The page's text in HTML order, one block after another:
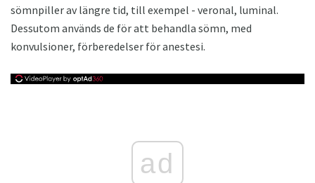
sömnpiller av längre tid, till exempel - veronal, luminal.
Dessutom används de för att behandla sömn, med
konvulsioner, förberedelser för anestesi.
ad